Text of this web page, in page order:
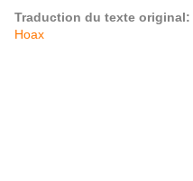
Traduction du texte original:
Hoax